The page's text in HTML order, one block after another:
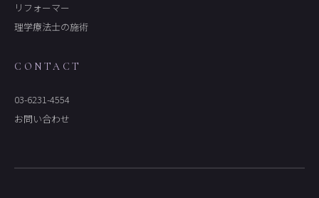
リフォーマー
理学療法士の施術
CONTACT
03-6231-4554
お問い合わせ